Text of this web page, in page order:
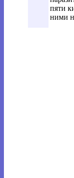
пяти
ними